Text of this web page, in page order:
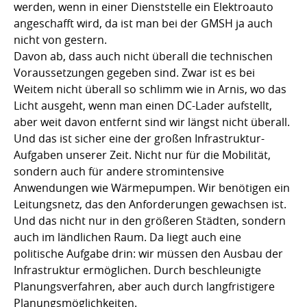
werden, wenn in einer Dienststelle ein Elektroauto
angeschafft wird, da ist man bei der GMSH ja auch
nicht von gestern.
Davon ab, dass auch nicht überall die technischen
Voraussetzungen gegeben sind. Zwar ist es bei
Weitem nicht überall so schlimm wie in Arnis, wo das
Licht ausgeht, wenn man einen DC-Lader aufstellt,
aber weit davon entfernt sind wir längst nicht überall.
Und das ist sicher eine der großen Infrastruktur-
Aufgaben unserer Zeit. Nicht nur für die Mobilität,
sondern auch für andere stromintensive
Anwendungen wie Wärmepumpen. Wir benötigen ein
Leitungsnetz, das den Anforderungen gewachsen ist.
Und das nicht nur in den größeren Städten, sondern
auch im ländlichen Raum. Da liegt auch eine
politische Aufgabe drin: wir müssen den Ausbau der
Infrastruktur ermöglichen. Durch beschleunigte
Planungsverfahren, aber auch durch langfristigere
Planungsmöglichkeiten.